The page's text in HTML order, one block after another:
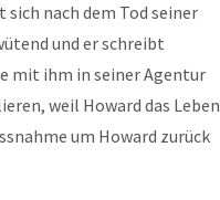
nach dem Tod seiner
und er schreibt
mit ihm in seiner Agentur
weil Howard das Leben
um Howard zurück